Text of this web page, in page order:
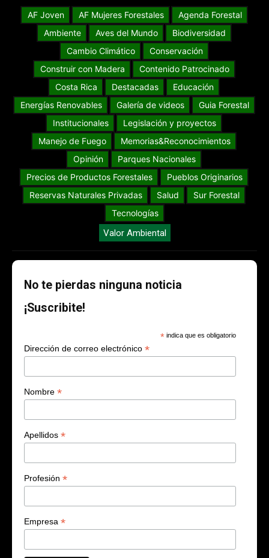
AF Joven AF Mujeres Forestales
Agenda Forestal
Ambiente
Aves del Mundo
Biodiversidad
Cambio Climático
Conservación
Construir con Madera
Contenido Patrocinado
Costa Rica
Destacadas
Educación
Energías Renovables
Galería de videos
Guia Forestal
Institucionales
Legislación y proyectos
Manejo de Fuego
Memorias&Reconocimientos
Opinión
Parques Nacionales
Precios de Productos Forestales
Pueblos Originarios
Reservas Naturales Privadas
Salud
Sur Forestal
Tecnologías
Valor Ambiental
No te pierdas ninguna noticia
¡Suscribite!
* indica que es obligatorio
Dirección de correo electrónico *
Nombre *
Apellidos *
Profesión *
Empresa *